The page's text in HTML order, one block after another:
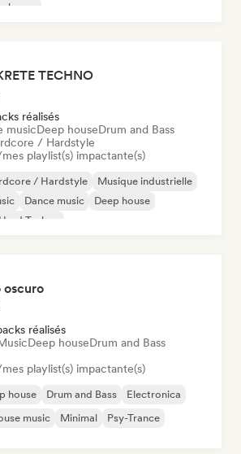
house
TECHNO
réalisés
musicDeep houseDrum and Bass
/ Hardstyle
playlist(s) impactante(s)
/ Hardstyle
Musique industrielle
Dance music
Deep house
Hard Techno
oscuro
réalisés
Deep houseDrum and Bass
playlist(s) impactante(s)
house Drum and Bass
Electronica
music Minimal Psy-Trance